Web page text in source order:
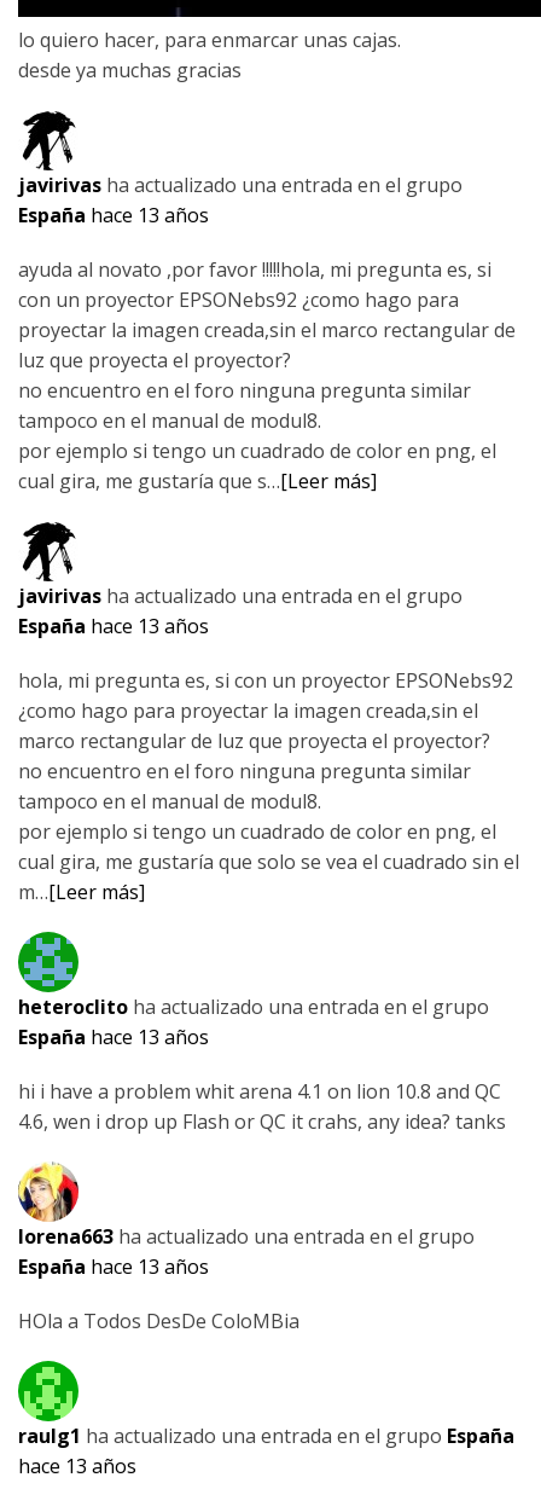
lo quiero hacer, para enmarcar unas cajas.
desde ya muchas gracias
javirivas ha actualizado una entrada en el grupo
España hace 13 años
ayuda al novato ,por favor !!!!!hola, mi pregunta es, si
con un proyector EPSONebs92 ¿como hago para
proyectar la imagen creada,sin el marco rectangular de
luz que proyecta el proyector?
no encuentro en el foro ninguna pregunta similar
tampoco en el manual de modul8.
por ejemplo si tengo un cuadrado de color en png, el
cual gira, me gustaría que s…[Leer más]
javirivas ha actualizado una entrada en el grupo
España hace 13 años
hola, mi pregunta es, si con un proyector EPSONebs92
¿como hago para proyectar la imagen creada,sin el
marco rectangular de luz que proyecta el proyector?
no encuentro en el foro ninguna pregunta similar
tampoco en el manual de modul8.
por ejemplo si tengo un cuadrado de color en png, el
cual gira, me gustaría que solo se vea el cuadrado sin el
m…[Leer más]
heteroclito ha actualizado una entrada en el grupo
España hace 13 años
hi i have a problem whit arena 4.1 on lion 10.8 and QC
4.6, wen i drop up Flash or QC it crahs, any idea? tanks
lorena663 ha actualizado una entrada en el grupo
España hace 13 años
HOla a Todos DesDe ColoMBia
raulg1 ha actualizado una entrada en el grupo España
hace 13 años